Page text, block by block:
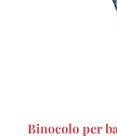
Binocolo per